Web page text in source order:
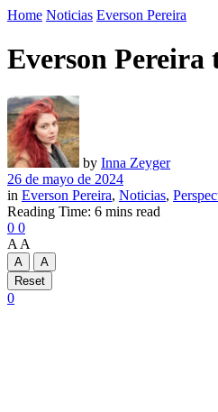
Home Noticias Everson Pereira
Everson Pereira
by Inna Zeyger
26 de mayo de 2024
in Everson Pereira, Noticias,
Reading Time: 6 mins read
0 0
A A
A
A
Reset
0